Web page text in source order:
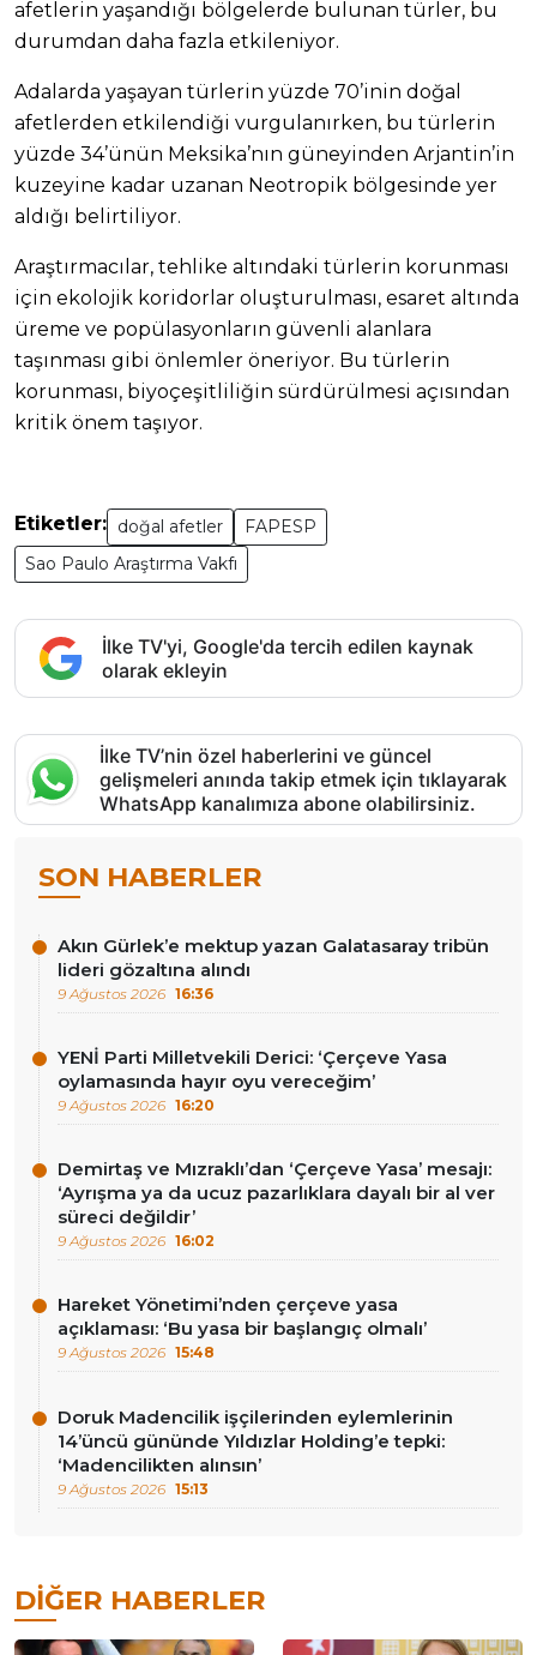
afetlerin yaşandığı bölgelerde bulunan türler, bu
durumdan daha fazla etkileniyor.
Adalarda yaşayan türlerin yüzde 70’inin doğal
afetlerden etkilendiği vurgulanırken, bu türlerin
yüzde 34’ünün Meksika’nın güneyinden Arjantin’in
kuzeyine kadar uzanan Neotropik bölgesinde yer
aldığı belirtiliyor.
Araştırmacılar, tehlike altındaki türlerin korunması
için ekolojik koridorlar oluşturulması, esaret altında
üreme ve popülasyonların güvenli alanlara
taşınması gibi önlemler öneriyor. Bu türlerin
korunması, biyoçeşitliliğin sürdürülmesi açısından
kritik önem taşıyor.
Etiketler: doğal afetler
FAPESP
Sao Paulo Araştırma Vakfı
İlke TV'yi, Google'da tercih edilen kaynak
olarak ekleyin
İlke TV’nin özel haberlerini ve güncel
gelişmeleri anında takip etmek için tıklayarak
WhatsApp kanalımıza abone olabilirsiniz.
SON HABERLER
Akın Gürlek’e mektup yazan Galatasaray tribün
lideri gözaltına alındı
9 Ağustos 2026 16:36
YENİ Parti Milletvekili Derici: ‘Çerçeve Yasa
oylamasında hayır oyu vereceğim’
9 Ağustos 2026 16:20
Demirtaş ve Mızraklı’dan ‘Çerçeve Yasa’ mesajı:
‘Ayrışma ya da ucuz pazarlıklara dayalı bir al ver
süreci değildir’
9 Ağustos 2026 16:02
Hareket Yönetimi’nden çerçeve yasa
açıklaması: ‘Bu yasa bir başlangıç olmalı’
9 Ağustos 2026 15:48
Doruk Madencilik işçilerinden eylemlerinin
14’üncü gününde Yıldızlar Holding’e tepki:
‘Madencilikten alınsın’
9 Ağustos 2026 15:13
DIĞER HABERLER